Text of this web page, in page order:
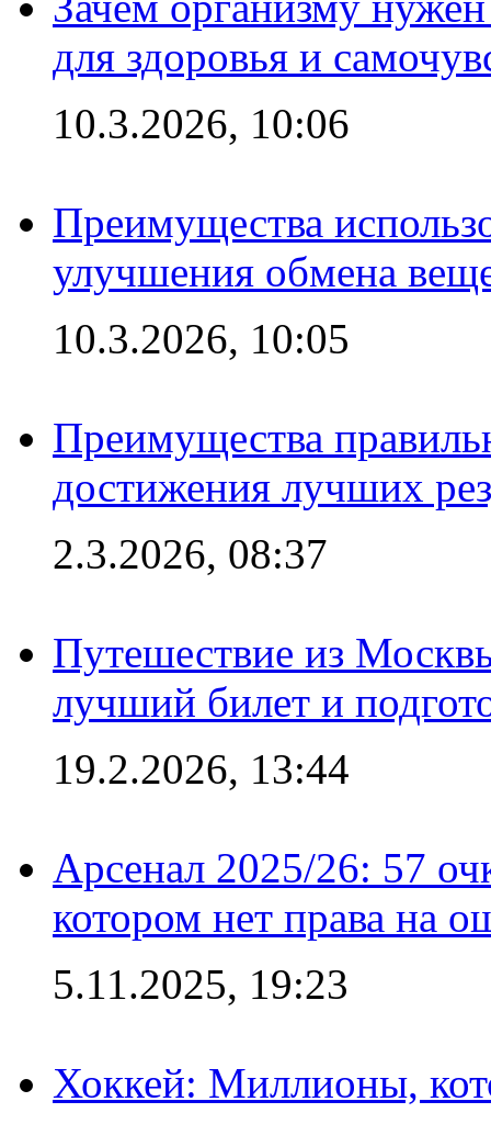
для здоровья и
10.3.2026, 10:06
Преимущества
улучшения обмена
10.3.2026, 10:05
Преимущества
достижения лучших
2.3.2026, 08:37
Путешествие из
лучший билет и
19.2.2026, 13:44
Арсенал 2025/26: 57
котором нет права на
5.11.2025, 19:23
Хоккей: Миллионы,